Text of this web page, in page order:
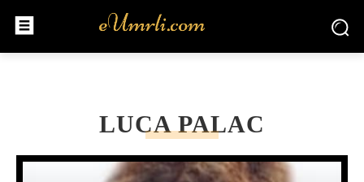
LUCA PALAC